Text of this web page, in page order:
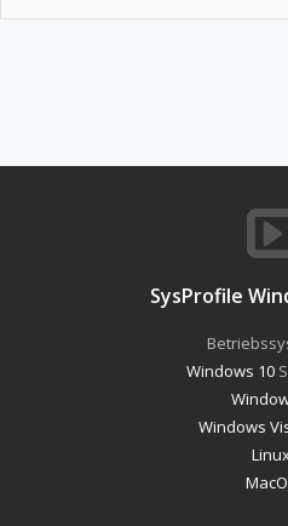
SysProfile
Windows 10
Windows